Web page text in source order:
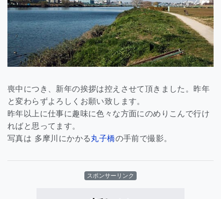
喪中につき、新年の挨拶は控えさせて頂きました。昨年
と変わらずよろしくお願い致します。
昨年以上に仕事に趣味に色々な方面にのめりこんで行け
ればと思ってます。
写真は 多摩川にかかる丸子橋の手前で撮影。
スポンサーリンク